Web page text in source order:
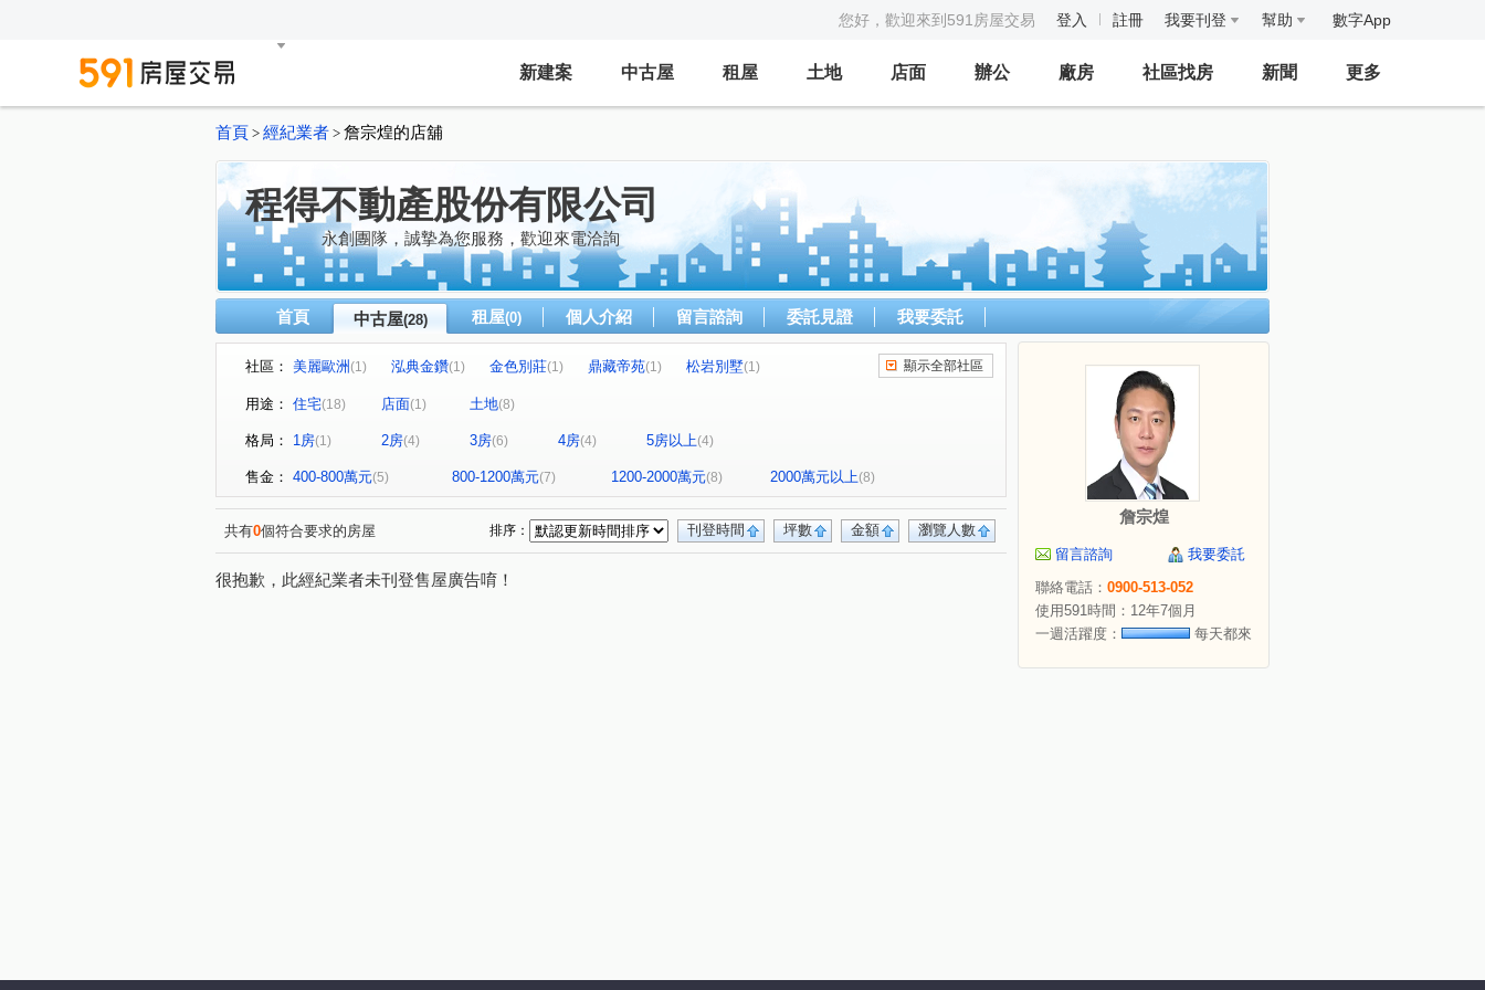
您好，歡迎來到591房屋交易 登入 註冊 我要刊登 幫助 數字App
新建案 中古屋 租屋 土地 店面 辦公 廠房 社區找房 新聞 更多
首頁 > 經紀業者 > 詹宗煌的店舖
程得不動產股份有限公司
永創團隊，誠摯為您服務，歡迎來電洽詢
首頁 中古屋(28) 租屋(0) 個人介紹 留言諮詢 委託見證 我要委託
社區： 美麗歐洲(1) 泓典金鑽(1) 金色別莊(1) 鼎藏帝苑(1) 松岩別墅(1)
宜誠璽悅 新站大學園區 (1)
明德路 中園路 自立街(1) 文化街(1) 延平路(1)
中正路(1) 金廣路 忠愛路二段(1) 龍岡路三段 (1) 中北路二段 (1)
莊敬三街(1) 環西路二段(1) 中山南路(1) 廣興三街(1) 中華路一段(1)
湖山街(1) 南勢四街(1)
顯示全部社區
用途： 住宅(18) 店面(1) 土地(8)
格局： 1房(1) 2房(4) 3房(6) 4房(4) 5房以上(4)
售金： 400-800萬元(5) 800-1200萬元(7) 1200-2000萬元(8) 2000萬元以上(8)
共有0個符合要求的房屋 瀏覽人數
金額
坪數
刊登時間
排序：
很抱歉，此經紀業者未刊登售屋廣告唷！
詹宗煌
留言諮詢
我要委託
聯絡電話： 0900-513-052
使用591時間：12年7個月
一週活躍度：
每天都來